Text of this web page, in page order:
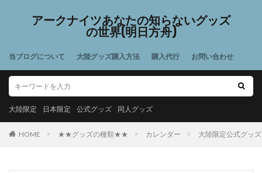
アークナイツあなたの知らないグッズ
の世界(明日方舟)
当ブログについて 大陸グッズ購入方法 購入代行 お問い合わせ
大陸限定 日本限定 公式グッズ 同人グッズ
HOME ★★グッズの種類★★ カレンダー 大陸限定公式グッ